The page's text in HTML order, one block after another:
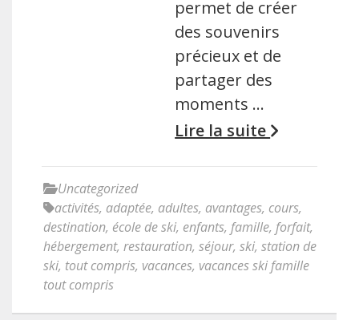
permet de créer
des souvenirs
précieux et de
partager des
moments …
Lire la suite
Uncategorized
activités, adaptée, adultes, avantages, cours,
destination, école de ski, enfants, famille, forfait,
hébergement, restauration, séjour, ski, station de
ski, tout compris, vacances, vacances ski famille
tout compris